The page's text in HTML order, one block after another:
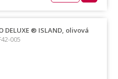
DELUXE ® ISLAND, olivová
005